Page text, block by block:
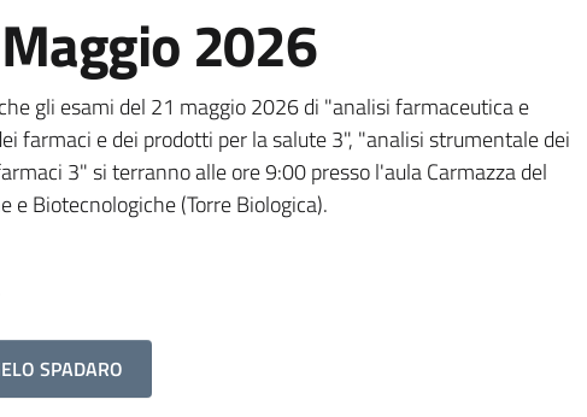
2026
gli esami del 21 maggio 2026 di "analisi farmaceutica e
farmaci e dei prodotti per la salute 3", "analisi strumentale dei
3" si terranno alle ore 9:00 presso l'aula Carmazza del
Biotecnologiche (Torre Biologica).
SPADARO